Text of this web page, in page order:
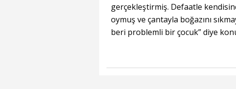
gerçekleştirmiş. Defaatle
oymuş ve çantayla boğazını
beri problemli bir çocuk” diye